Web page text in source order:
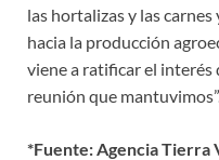
las hortalizas y las
hacia la producción
viene a ratificar el interés
reunión que mantuvimos”.
*Fuente: Agencia